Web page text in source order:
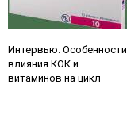
Интервью. Особенности
влияния КОК и
витаминов на цикл